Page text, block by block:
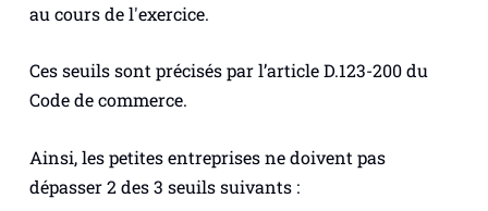
au cours de l'exercice.
Ces seuils sont précisés par l’article D.123-200 du
Code de commerce.
Ainsi, les petites entreprises ne doivent pas
dépasser 2 des 3 seuils suivants :